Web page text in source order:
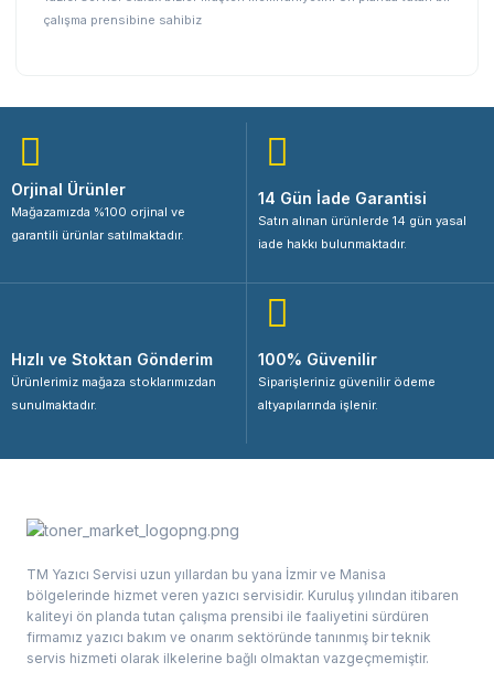
çalışma prensibine sahibiz
Orjinal Ürünler
Mağazamızda %100 orjinal ve
garantili ürünlar satılmaktadır.
14 Gün İade Garantisi
Satın alınan ürünlerde 14 gün yasal
iade hakkı bulunmaktadır.
Hızlı ve Stoktan Gönderim
Ürünlerimiz mağaza stoklarımızdan
sunulmaktadır.
100% Güvenilir
Siparişleriniz güvenilir ödeme
altyapılarında işlenir.
TM Yazıcı Servisi uzun yıllardan bu yana İzmir ve Manisa
bölgelerinde hizmet veren yazıcı servisidir. Kuruluş yılından itibaren
kaliteyi ön planda tutan çalışma prensibi ile faaliyetini sürdüren
firmamız yazıcı bakım ve onarım sektöründe tanınmış bir teknik
servis hizmeti olarak ilkelerine bağlı olmaktan vazgeçmemiştir.